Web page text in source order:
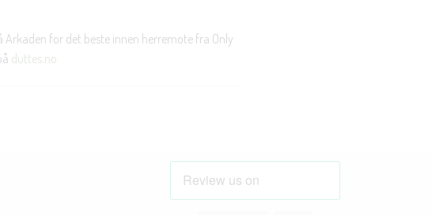
Arkaden for det beste innen herremote fra Only
duttes.no